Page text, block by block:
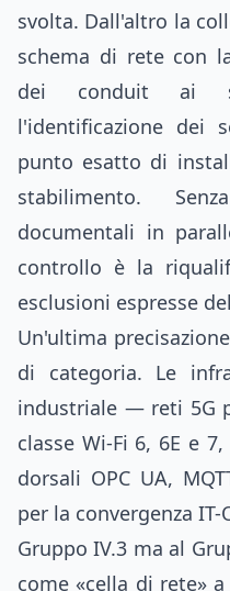
svolta. Dall'altro la
schema di rete con
dei conduit ai
l'identificazione dei
punto esatto di
stabilimento.
documentali in
controllo è la
esclusioni espresse
Un'ultima
di categoria. Le
industriale — reti 5G
classe Wi-Fi 6, 6E e 7,
dorsali OPC UA,
per la convergenza
Gruppo IV.3 ma al
come «cella di rete»